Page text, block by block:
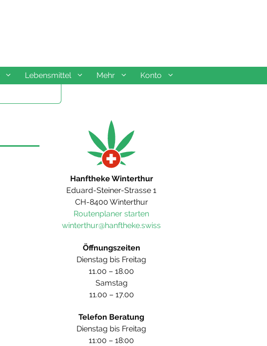
Lebensmittel Mehr
Konto
Hanftheke Winterthur
Eduard-Steiner-Strasse 1
CH-8400 Winterthur
Routenplaner starten
winterthur@hanftheke.swiss
Öffnungszeiten
Dienstag bis Freitag
11.00 – 18.00
Samstag
11.00 – 17.00
Telefon Beratung
Dienstag bis Freitag
11:00 – 18:00